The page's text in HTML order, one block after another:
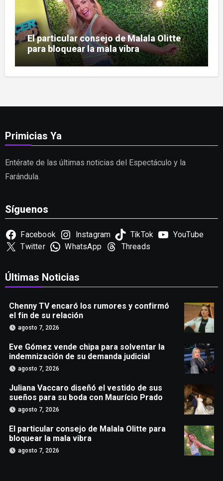
El particular consejo de Malala Olitte
para bloquear la mala vibra
Primicias Ya
Entérate de las últimas noticias del Espectáculo y la
Farándula.
Síguenos
Facebook Instagram TikTok
YouTube
Twitter
WhatsApp Threads
Últimas Noticias
Chenny TV encaró los rumores y confirmó
el fin de su relación
agosto 7, 2026
Eve Gómez vende chipa para solventar la
indemnización de su demanda judicial
agosto 7, 2026
Juliana Vaccaro diseñó el vestido de sus
sueños para su boda con Maurício Prado
agosto 7, 2026
El particular consejo de Malala Olitte para
bloquear la mala vibra
agosto 7, 2026